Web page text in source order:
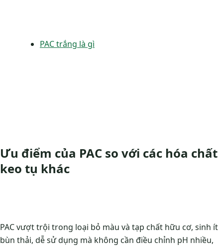
PAC trắng là gì
Ưu điểm của PAC so với các hóa chất
keo tụ khác
PAC vượt trội trong loại bỏ màu và tạp chất hữu cơ, sinh ít
bùn thải, dễ sử dụng mà không cần điều chỉnh pH nhiều,